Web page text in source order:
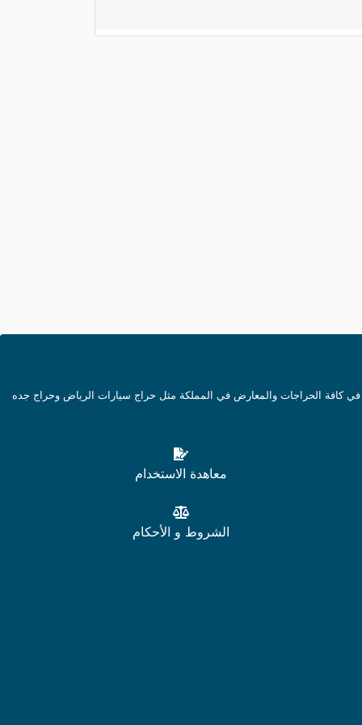
كافة الحراجات والمعارض في المملكة مثل حراج سيارات الرياض وحراج جده
معاهدة الاستخدام
الشروط و الأحكام